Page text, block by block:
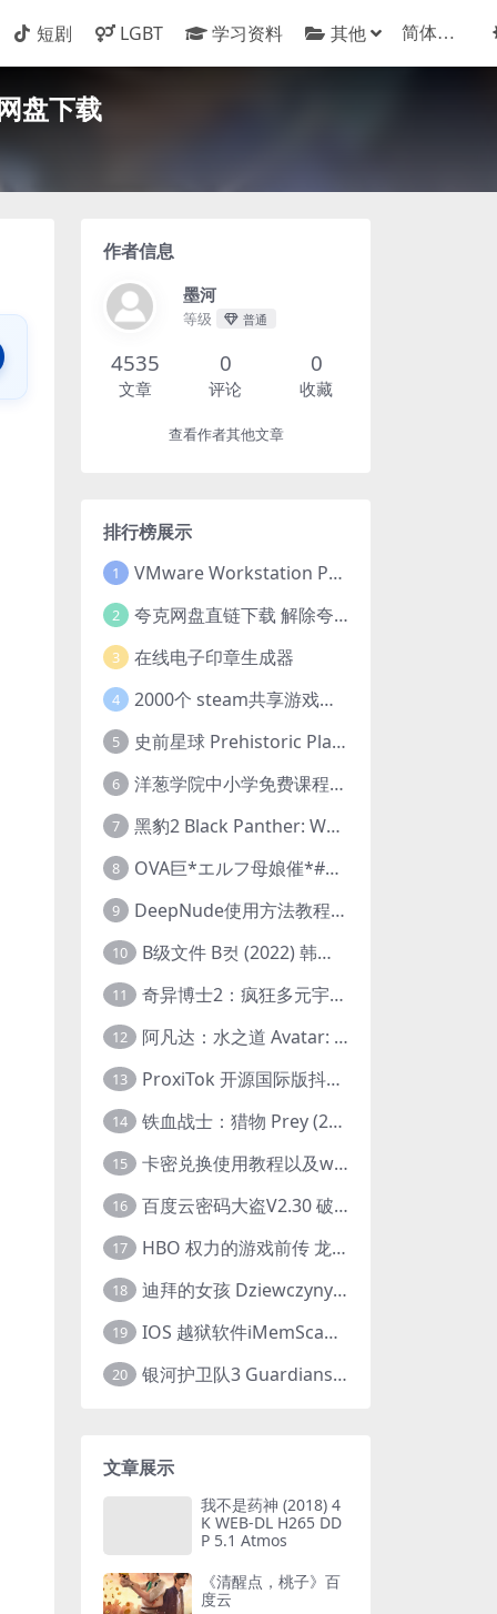
短剧 LGBT 学习资料 其他
盘下载
作者信息
墨河
等级 普通
4535
文章
0
评论
0
收藏
查看作者其他文章
排行榜展示
1 VMware Workstation Pro 16 永久激活密钥(序列号)
2 夸克网盘直链下载 解除夸克网盘下载限制 油猴脚本
3 在线电子印章生成器
4 2000个 steam共享游戏账号 离线steam账号分享
5 史前星球 Prehistoric Planet (2022) 中字 1080p 高清 阿里云盘 2022.5.27已更新全集
6 洋葱学院中小学免费课程集合 云盘下载
7 黑豹2 Black Panther: Wakanda Forever (2022) 高清版
8 OVA巨*エルフ母娘催*#1エルフの国を蹂*する男。汚された女王と姫
9 DeepNude使用方法教程FAQ
10 B级文件 B컷 (2022) 韩国大尺度剧情电影 1080P 中字
11 奇异博士2：疯狂多元宇宙 Doctor Strange in the Multiverse of Madness (2022) 高清版1080p
12 阿凡达：水之道 Avatar: The Way of Water (2022) 1080p 2k 4k 中文字幕
13 ProxiTok 开源国际版抖音TikTok网页版 国内网络直连
14 铁血战士：猎物 Prey (2022) 中英字幕 1080P
15 卡密兑换使用教程以及windows使用教程
16 百度云密码大盗V2.30 破解分享链接提取码
17 HBO 权力的游戏前传 龙之家族 House of the Dragon (2022) 中字 1080P 更新4集
18 迪拜的女孩 Dziewczyny z Dubaju (2021) 1080P 中字
19 IOS 越狱软件iMemScan version1.2.6 游戏内存修改器
20 银河护卫队3 Guardians of the Galaxy Vol. 3 (2023)4K高清资源1080p只分享精品
文章展示
我不是药神 (2018) 4
K WEB-DL H265 DD
P 5.1 Atmos
《清醒点，桃子》百
度云